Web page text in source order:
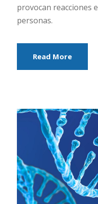
provocan reacciones
personas.
Read More